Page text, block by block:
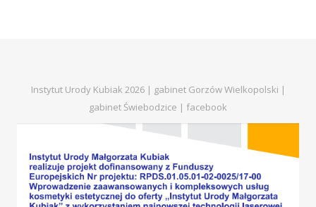
Instytut Urody Kubiak 2026 | gabinet Gorzów Wielkopolski |
gabinet Świebodzice | facebook